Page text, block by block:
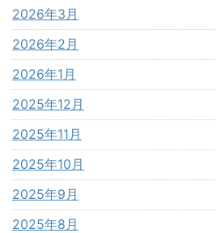
2026年3月
2026年2月
2026年1月
2025年12月
2025年11月
2025年10月
2025年9月
2025年8月